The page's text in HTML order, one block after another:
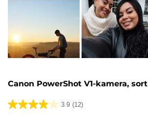
Canon PowerShot V1-kamera, sort
3.9 (12)
3.9